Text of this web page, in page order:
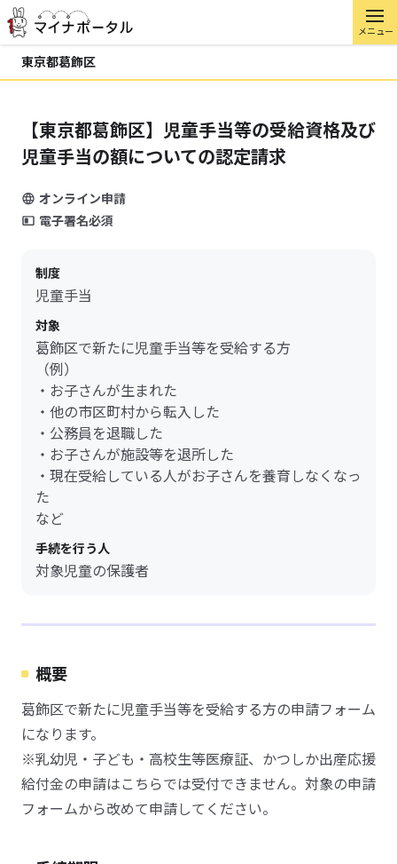
メニュー
東京都葛飾区
【東京都葛飾区】児童手当等の受給資格及び
児童手当の額についての認定請求
オンライン申請
電子署名必須
制度
児童手当
対象
葛飾区で新たに児童手当等を受給する方
（例）
・お子さんが生まれた
・他の市区町村から転入した
・公務員を退職した
・お子さんが施設等を退所した
・現在受給している人がお子さんを養育しなくなっ
た
など
手続を行う人
対象児童の保護者
概要
葛飾区で新たに児童手当等を受給する方の申請フォーム
になります。
※乳幼児・子ども・高校生等医療証、かつしか出産応援
給付金の申請はこちらでは受付できません。対象の申請
フォームから改めて申請してください。